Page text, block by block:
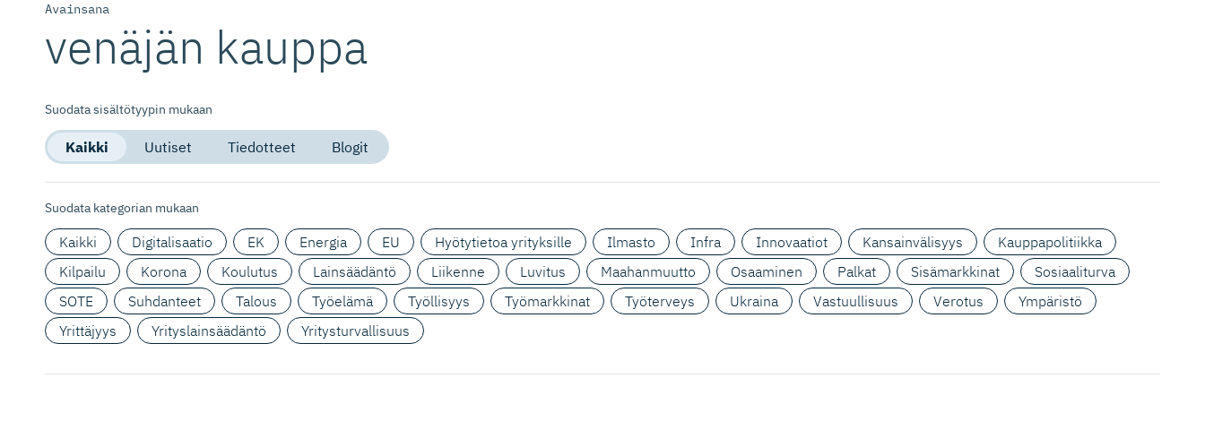
Avainsana
venäjän kauppa
Suodata sisältötyypin mukaan
Kaikki Uutiset Tiedotteet Blogit
Suodata kategorian mukaan
Kaikki Digitalisaatio EK Energia EU Hyötytietoa yrityksille Ilmasto Infra Innovaatiot Kansainvälisyys
Kauppapolitiikka
Kilpailu
Korona Koulutus Lainsäädäntö Liikenne Luvitus Maahanmuutto Osaaminen Palkat Sisämarkkinat
Sosiaaliturva
SOTE
Suhdanteet Talous Työelämä Työllisyys Työmarkkinat Työterveys Ukraina Vastuullisuus Verotus
Ympäristö
Yrittäjyys
Yrityslainsäädäntö Yritysturvallisuus